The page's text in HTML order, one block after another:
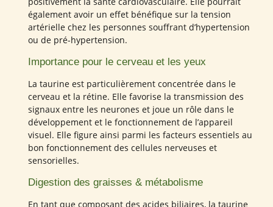
également avoir un effet bénéfique sur la tension
artérielle chez les personnes souffrant d’hypertension
ou de pré-hypertension.
Importance pour le cerveau et les yeux
La taurine est particulièrement concentrée dans le
cerveau et la rétine. Elle favorise la transmission des
signaux entre les neurones et joue un rôle dans le
développement et le fonctionnement de l’appareil
visuel. Elle figure ainsi parmi les facteurs essentiels au
bon fonctionnement des cellules nerveuses et
sensorielles.
Digestion des graisses & métabolisme
En tant que composant des acides biliaires, la taurine